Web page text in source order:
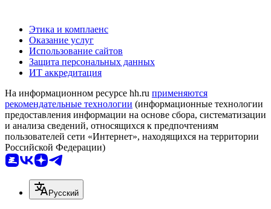
Этика и комплаенс
Оказание услуг
Использование сайтов
Защита персональных данных
ИТ аккредитация
На информационном ресурсе hh.ru применяются
рекомендательные технологии (информационные технологии
предоставления информации на основе сбора, систематизации
и анализа сведений, относящихся к предпочтениям
пользователей сети «Интернет», находящихся на территории
Российской Федерации)
Русский